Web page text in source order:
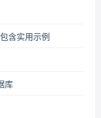
含实用示例
库